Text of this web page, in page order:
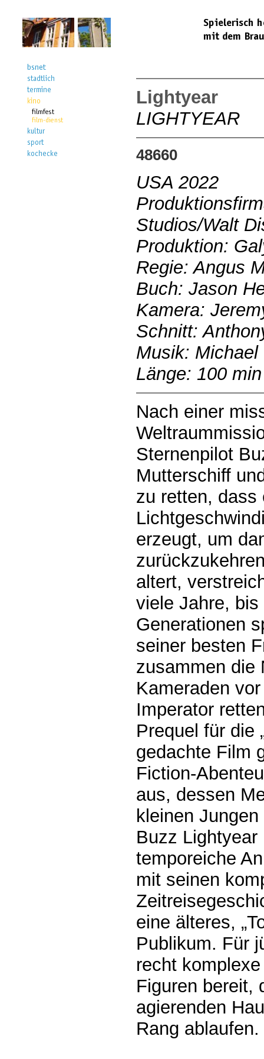
Lightyear
LIGHTYEAR
48660
USA 2022
Studios/Walt
Produktion:
Regie: Angus
Buch: Jason
Kamera:
Schnitt:
Musik: Michael
Länge: 100 min
Nach einer
Sternenpilot
Mutterschiff
zu retten, dass
erzeugt, um
altert,
viele Jahre,
Generationen
seiner besten
zusammen die
Kameraden
Imperator
Prequel für die
gedachte Film
Fiction-
aus, dessen
kleinen
Buzz
temporeiche
mit seinen
eine älteres,
Publikum. Für
recht
Figuren bereit,
agierenden
Rang ablaufen.